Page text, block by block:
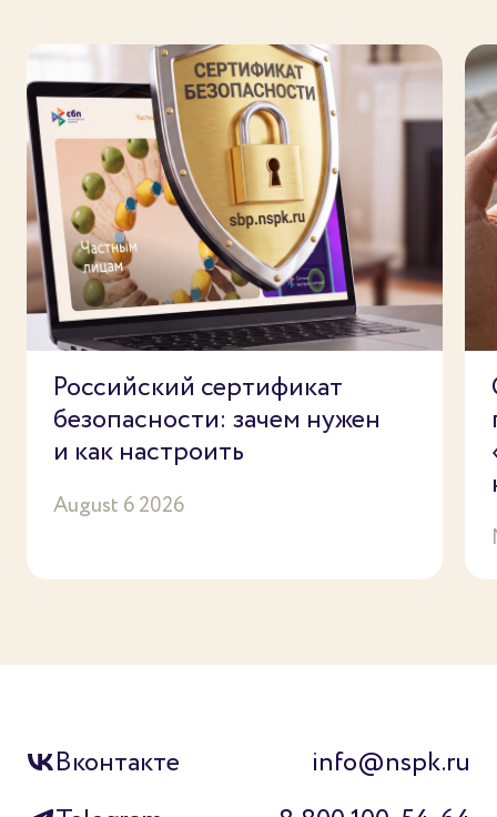
Российский сертификат
безопасности: зачем нужен
и как настроить
August 6 2026
Вконтакте
info@nspk.ru